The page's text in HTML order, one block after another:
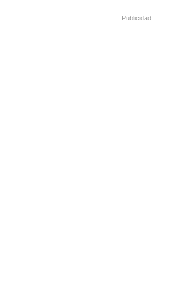
Publicidad